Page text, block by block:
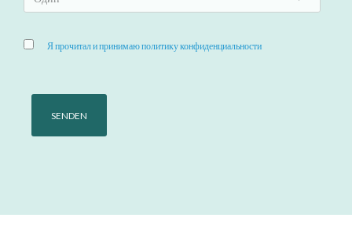
Я прочитал и принимаю политику конфиденциальности